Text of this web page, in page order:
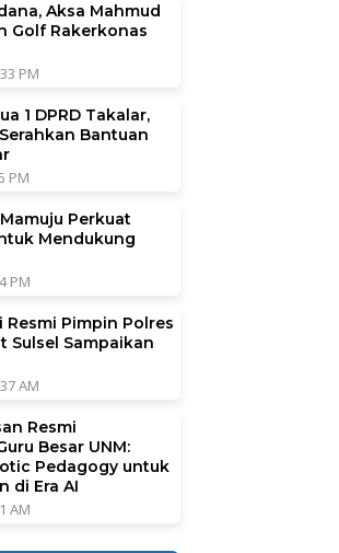
Aksa Mahmud
Golf Rakerkonas
PM
1 DPRD Takalar,
Bantuan
PM
Perkuat
Mendukung
PM
Resmi Pimpin Polres
Sulsel Sampaikan
AM
Resmi
Besar UNM:
Pedagogy untuk
di Era AI
AM